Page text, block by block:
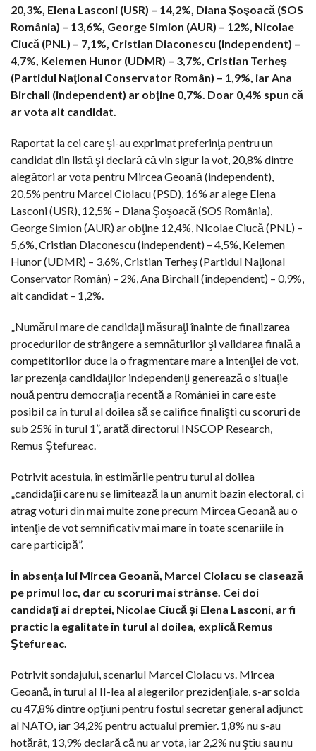
20,3%, Elena Lasconi (USR) – 14,2%, Diana Şoşoacă (SOS
România) – 13,6%, George Simion (AUR) – 12%, Nicolae
Ciucă (PNL) – 7,1%, Cristian Diaconescu (independent) –
4,7%, Kelemen Hunor (UDMR) – 3,7%, Cristian Terheş
(Partidul Naţional Conservator Român) – 1,9%, iar Ana
Birchall (independent) ar obţine 0,7%. Doar 0,4% spun că
ar vota alt candidat.
Raportat la cei care şi-au exprimat preferinţa pentru un
candidat din listă şi declară că vin sigur la vot, 20,8% dintre
alegători ar vota pentru Mircea Geoană (independent),
20,5% pentru Marcel Ciolacu (PSD), 16% ar alege Elena
Lasconi (USR), 12,5% – Diana Şoşoacă (SOS România),
George Simion (AUR) ar obţine 12,4%, Nicolae Ciucă (PNL) –
5,6%, Cristian Diaconescu (independent) – 4,5%, Kelemen
Hunor (UDMR) – 3,6%, Cristian Terheş (Partidul Naţional
Conservator Român) – 2%, Ana Birchall (independent) – 0,9%,
alt candidat – 1,2%.
„Numărul mare de candidaţi măsuraţi înainte de finalizarea
procedurilor de strângere a semnăturilor şi validarea finală a
competitorilor duce la o fragmentare mare a intenţiei de vot,
iar prezenţa candidaţilor independenţi generează o situaţie
nouă pentru democraţia recentă a României în care este
posibil ca în turul al doilea să se califice finalişti cu scoruri de
sub 25% în turul 1”, arată directorul INSCOP Research,
Remus Ştefureac.
Potrivit acestuia, în estimările pentru turul al doilea
„candidaţii care nu se limitează la un anumit bazin electoral, ci
atrag voturi din mai multe zone precum Mircea Geoană au o
intenţie de vot semnificativ mai mare în toate scenariile în
care participă”.
În absenţa lui Mircea Geoană, Marcel Ciolacu se clasează
pe primul loc, dar cu scoruri mai strânse. Cei doi
candidaţi ai dreptei, Nicolae Ciucă şi Elena Lasconi, ar fi
practic la egalitate în turul al doilea, explică Remus
Ştefureac.
Potrivit sondajului, scenariul Marcel Ciolacu vs. Mircea
Geoană, în turul aI II-lea al alegerilor prezidenţiale, s-ar solda
cu 47,8% dintre opţiuni pentru fostul secretar general adjunct
al NATO, iar 34,2% pentru actualul premier. 1,8% nu s-au
hotărât, 13,9% declară că nu ar vota, iar 2,2% nu ştiu sau nu